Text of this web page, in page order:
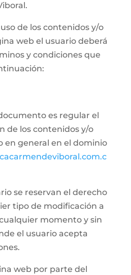
de los contenidos y/o
web el usuario deberá
y condiciones que
es regular el
de los contenidos y/o
en general en el dominio
se reservan el derecho
tipo de modificación a
momento y sin
el usuario acepta
web por parte del